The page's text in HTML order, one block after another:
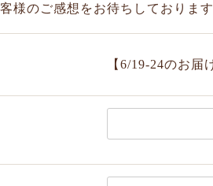
様のご感想をお待ちしております
【6/19-24のお届